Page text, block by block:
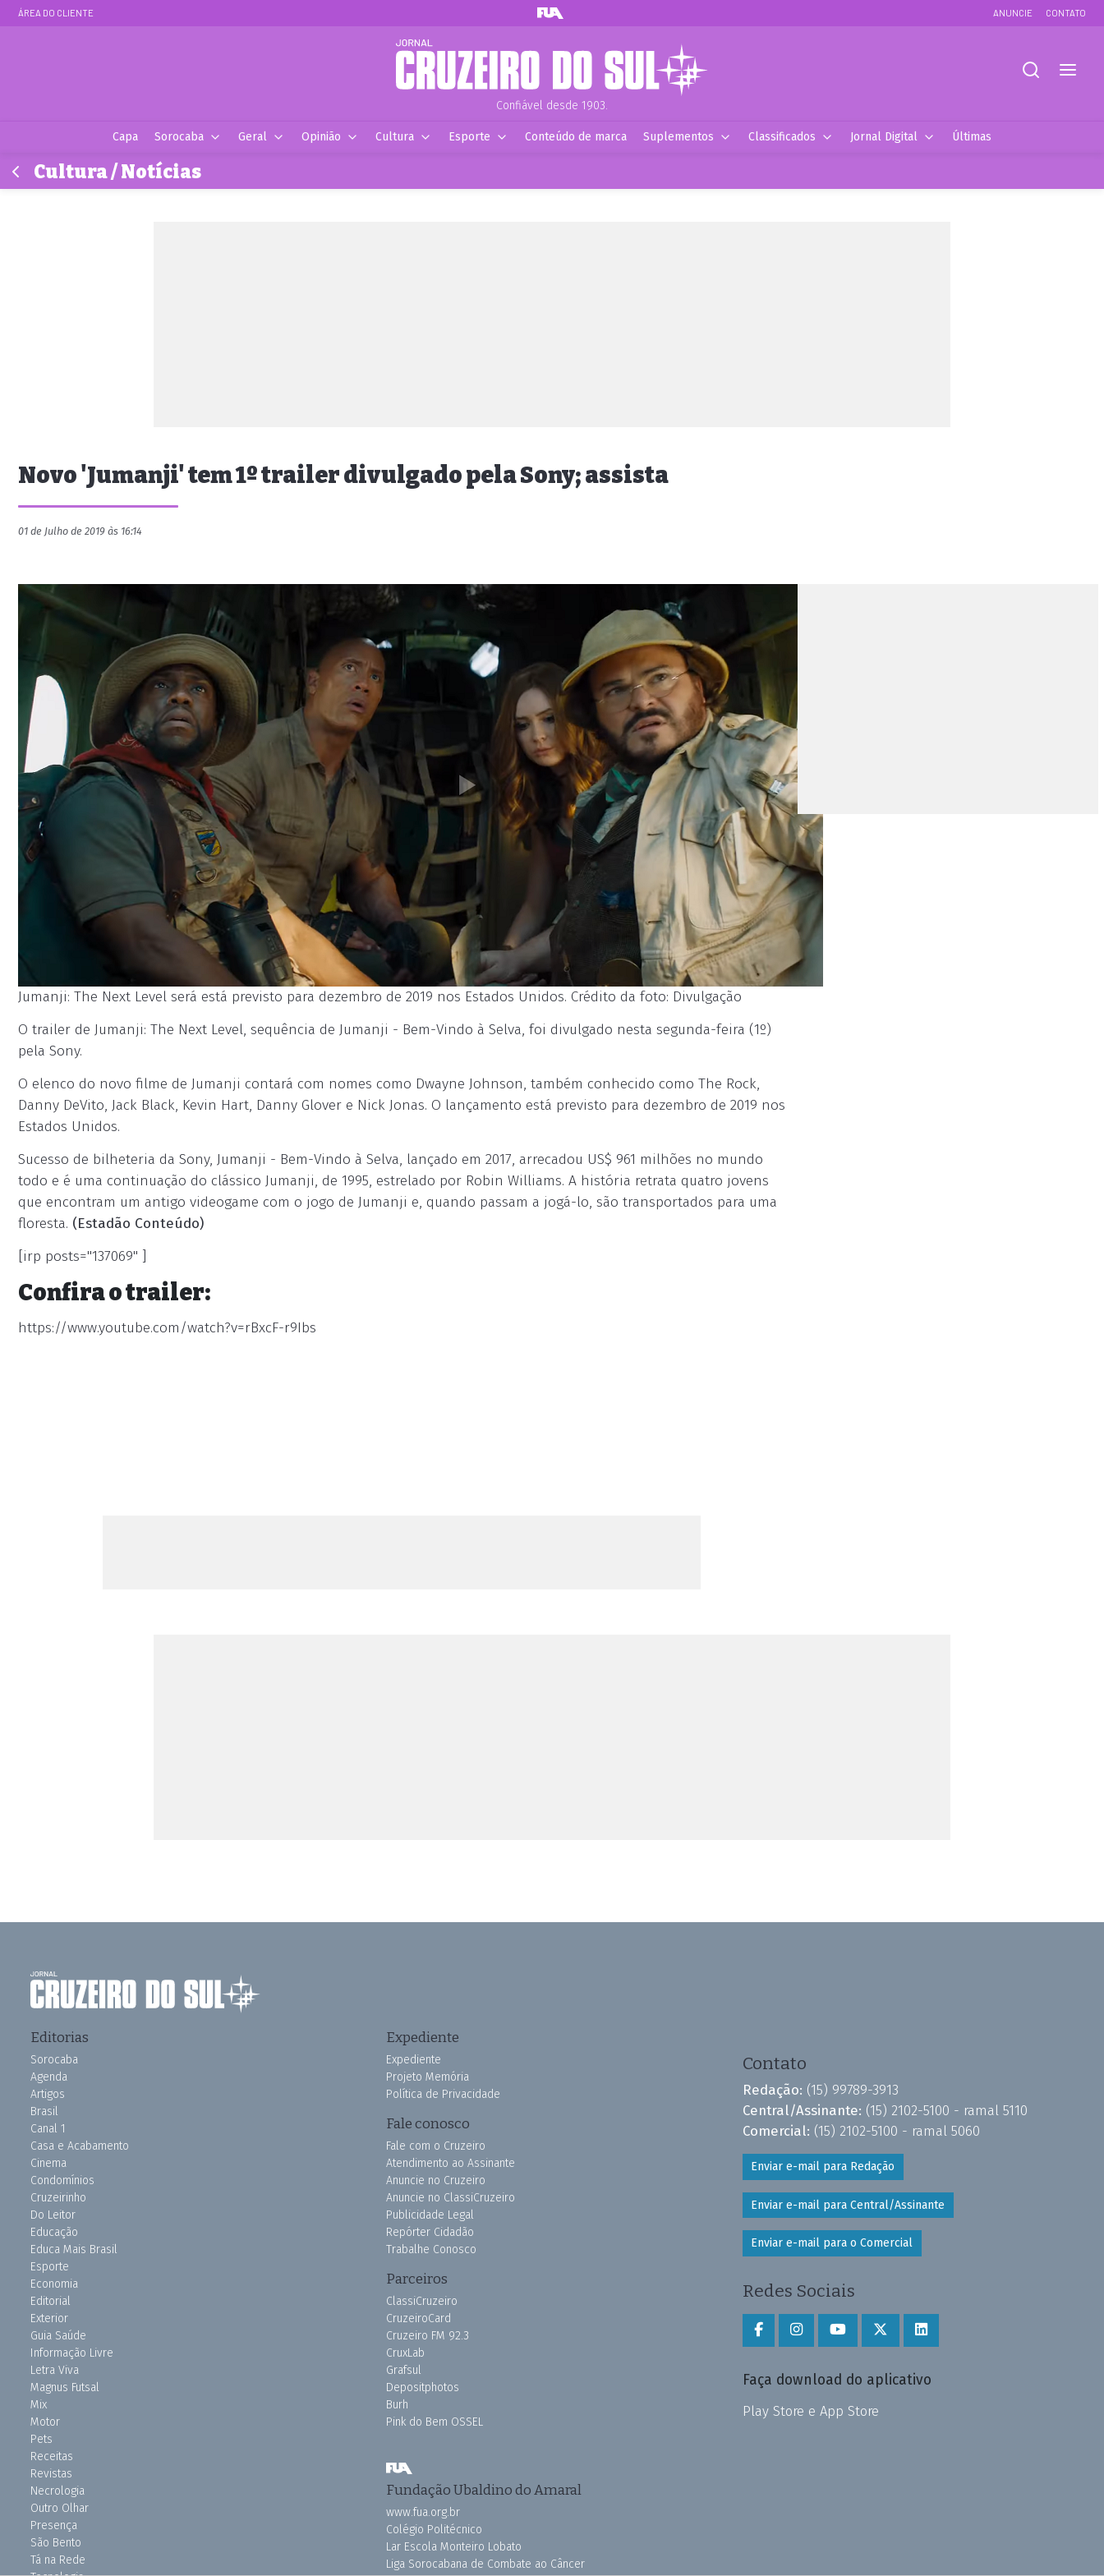
ÁREA DO CLIENTE ANUNCIE CONTATO
Confiável desde 1903.
Capa Sorocaba Geral Opinião Cultura Esporte Conteúdo de marca Suplementos Classificados Jornal Digital Últimas
Cultura / Notícias
Novo 'Jumanji' tem 1º trailer divulgado pela Sony; assista
01 de Julho de 2019 às 16:14
Jumanji: The Next Level será está previsto para dezembro de 2019 nos Estados Unidos. Crédito da foto: Divulgação
O trailer de Jumanji: The Next Level, sequência de Jumanji - Bem-Vindo à Selva, foi divulgado nesta segunda-feira (1º)
pela Sony.
O elenco do novo filme de Jumanji contará com nomes como Dwayne Johnson, também conhecido como The Rock,
Danny DeVito, Jack Black, Kevin Hart, Danny Glover e Nick Jonas. O lançamento está previsto para dezembro de 2019 nos
Estados Unidos.
Sucesso de bilheteria da Sony, Jumanji - Bem-Vindo à Selva, lançado em 2017, arrecadou US$ 961 milhões no mundo
todo e é uma continuação do clássico Jumanji, de 1995, estrelado por Robin Williams. A história retrata quatro jovens
que encontram um antigo videogame com o jogo de Jumanji e, quando passam a jogá-lo, são transportados para uma
floresta. (Estadão Conteúdo)
[irp posts="137069" ]
Confira o trailer:
https://www.youtube.com/watch?v=rBxcF-r9Ibs
Editorias
Sorocaba
Agenda
Artigos
Brasil
Canal 1
Casa e Acabamento
Cinema
Condomínios
Cruzeirinho
Do Leitor
Educação
Educa Mais Brasil
Esporte
Economia
Editorial
Exterior
Guia Saúde
Informação Livre
Letra Viva
Magnus Futsal
Mix
Motor
Pets
Receitas
Revistas
Necrologia
Outro Olhar
Presença
São Bento
Tá na Rede
Expediente
Expediente
Projeto Memória
Política de Privacidade
Fale conosco
Fale com o Cruzeiro
Atendimento ao Assinante
Anuncie no Cruzeiro
Anuncie no ClassiCruzeiro
Publicidade Legal
Repórter Cidadão
Trabalhe Conosco
Parceiros
ClassiCruzeiro
CruzeiroCard
Cruzeiro FM 92.3
CruxLab
Grafsul
Depositphotos
Burh
Pink do Bem OSSEL
Fundação Ubaldino do Amaral
www.fua.org.br
Colégio Politécnico
Lar Escola Monteiro Lobato
Liga Sorocabana de Combate ao Câncer
Contato
Redação: (15) 99789-3913
Central/Assinante: (15) 2102-5100 - ramal 5110
Comercial: (15) 2102-5100 - ramal 5060
Enviar e-mail para Redação
Enviar e-mail para Central/Assinante
Enviar e-mail para o Comercial
Redes Sociais
Faça download do aplicativo
Play Store e App Store